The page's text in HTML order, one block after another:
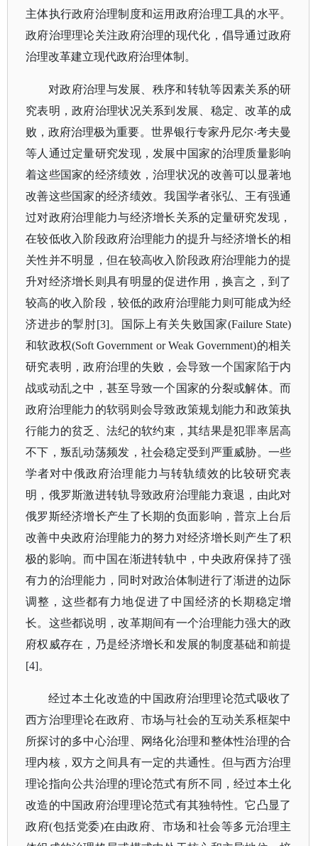
主体执行政府治理制度和运用政府治理工具的水平。
政府治理理论关注政府治理的现代化，倡导通过政府
治理改革建立现代政府治理体制。
对政府治理与发展、秩序和转轨等因素关系的研
究表明，政府治理状况关系到发展、稳定、改革的成
败，政府治理极为重要。世界银行专家丹尼尔·考夫曼
等人通过定量研究发现，发展中国家的治理质量影响
着这些国家的经济绩效，治理状况的改善可以显著地
改善这些国家的经济绩效。我国学者张弘、王有强通
过对政府治理能力与经济增长关系的定量研究发现，
在较低收入阶段政府治理能力的提升与经济增长的相
关性并不明显，但在较高收入阶段政府治理能力的提
升对经济增长则具有明显的促进作用，换言之，到了
较高的收入阶段，较低的政府治理能力则可能成为经
济进步的掣肘[3]。国际上有关失败国家(Failure State)
和软政权(Soft Government or Weak Government)的相关
研究表明，政府治理的失败，会导致一个国家陷于内
战或动乱之中，甚至导致一个国家的分裂或解体。而
政府治理能力的软弱则会导致政策规划能力和政策执
行能力的贫乏、法纪的软约束，其结果是犯罪率居高
不下，叛乱动荡频发，社会稳定受到严重威胁。一些
学者对中俄政府治理能力与转轨绩效的比较研究表
明，俄罗斯激进转轨导致政府治理能力衰退，由此对
俄罗斯经济增长产生了长期的负面影响，普京上台后
改善中央政府治理能力的努力对经济增长则产生了积
极的影响。而中国在渐进转轨中，中央政府保持了强
有力的治理能力，同时对政治体制进行了渐进的边际
调整，这些都有力地促进了中国经济的长期稳定增
长。这些都说明，改革期间有一个治理能力强大的政
府权威存在，乃是经济增长和发展的制度基础和前提
[4]。
经过本土化改造的中国政府治理理论范式吸收了
西方治理理论在政府、市场与社会的互动关系框架中
所探讨的多中心治理、网络化治理和整体性治理的合
理内核，双方之间具有一定的共通性。但与西方治理
理论指向公共治理的理论范式有所不同，经过本土化
改造的中国政府治理理论范式有其独特性。它凸显了
政府(包括党委)在由政府、市场和社会等多元治理主